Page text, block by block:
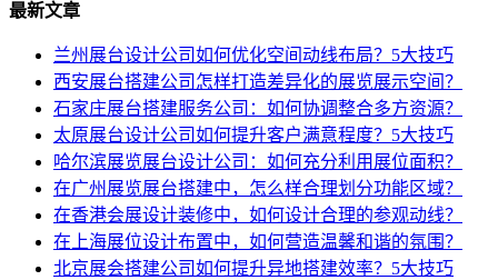
最新文章
兰州展台设计公司如何优化空间动线布局？5大技巧
西安展台搭建公司怎样打造差异化的展览展示空间？
石家庄展台搭建服务公司：如何协调整合多方资源？
太原展台设计公司如何提升客户满意程度？5大技巧
哈尔滨展览展台设计公司：如何充分利用展位面积？
在广州展览展台搭建中，怎么样合理划分功能区域？
在香港会展设计装修中，如何设计合理的参观动线？
在上海展位设计布置中，如何营造温馨和谐的氛围？
北京展会搭建公司如何提升异地搭建效率？5大技巧